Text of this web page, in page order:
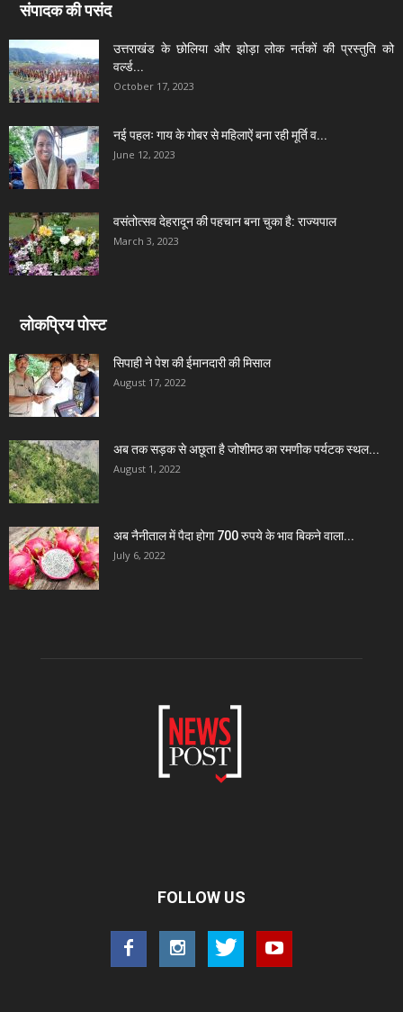
संपादक की पसंद
उत्तराखंड के छोलिया और झोड़ा लोक नर्तकों की प्रस्तुति को
वर्ल्ड...
October 17, 2023
नई पहलः गाय के गोबर से महिलाऐं बना रही मूर्ति व...
June 12, 2023
वसंतोत्सव देहरादून की पहचान बना चुका है: राज्यपाल
March 3, 2023
लोकप्रिय पोस्ट
सिपाही ने पेश की ईमानदारी की मिसाल
August 17, 2022
अब तक सड़क से अछूता है जोशीमठ का रमणीक पर्यटक स्थल...
August 1, 2022
अब नैनीताल में पैदा होगा 700 रुपये के भाव बिकने वाला...
July 6, 2022
FOLLOW US